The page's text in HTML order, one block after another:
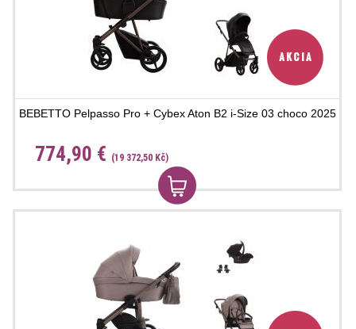
BEBETTO Pelpasso Pro + Cybex Aton B2 i-Size 03 choco 2025
774,90 € (19 372,50 Kč)